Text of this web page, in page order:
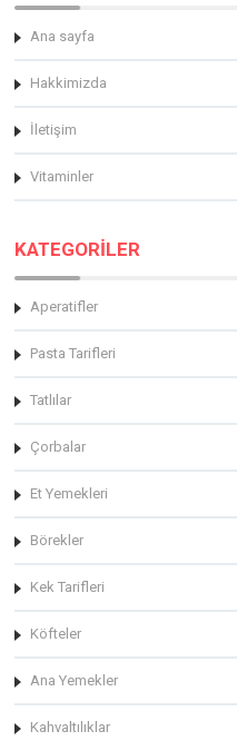
Ana sayfa
Hakkimizda
İletişim
Vitaminler
KATEGORİLER
Aperatifler
Pasta Tarifleri
Tatlılar
Çorbalar
Et Yemekleri
Börekler
Kek Tarifleri
Köfteler
Ana Yemekler
Kahvaltılıklar